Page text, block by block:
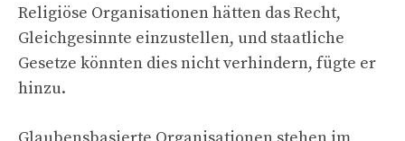
Religiöse Organisationen hätten das Recht,
Gleichgesinnte einzustellen, und staatliche
Gesetze könnten dies nicht verhindern, fügte er
hinzu.